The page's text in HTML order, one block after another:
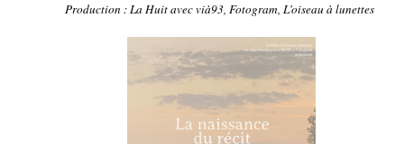
Production : La Huit avec vià93, Fotogram, L’oiseau à lunettes